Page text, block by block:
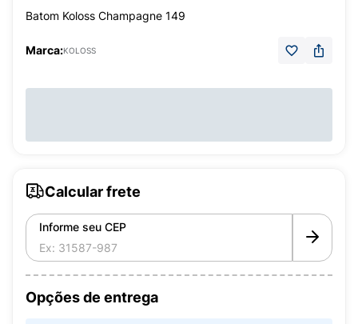
Batom Koloss Champagne 149
Marca:KOLOSS
Calcular frete
Informe seu CEP
Opções de entrega